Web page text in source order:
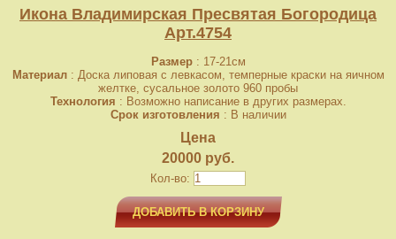
Икона Владимирская Пресвятая Богородица
Арт.4754
Размер: 17-21см
Материал: Доска липовая с левкасом, темперные краски на яичном
желтке, сусальное золото 960 пробы
Технология : Возможно написание в других размерах.
Срок изготовления : В наличии
Цена
20000 руб.
Кол-во:
ДОБАВИТЬ В КОРЗИНУ